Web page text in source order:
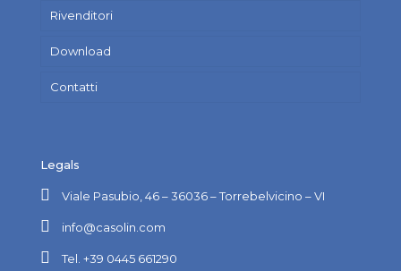
Rivenditori
Download
Contatti
Legals
Viale Pasubio, 46 – 36036 – Torrebelvicino – VI
info@casolin.com
Tel. +39 0445 661290